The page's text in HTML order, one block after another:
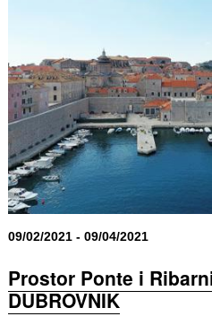
09/02/2021 - 09/04/2021
Prostor Ponte i
DUBROVNIK